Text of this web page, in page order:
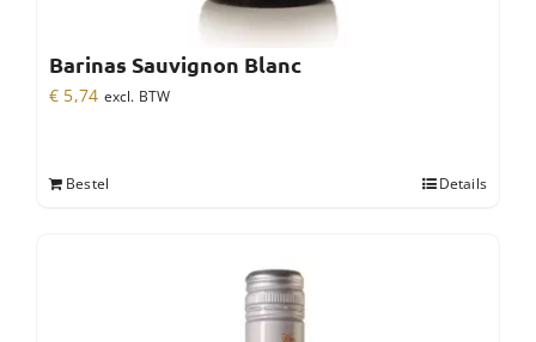
Barinas Sauvignon Blanc
€ 5,74 excl. BTW
Bestel Details